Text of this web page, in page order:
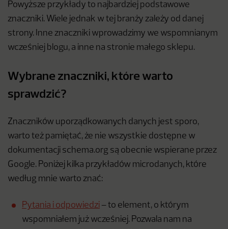
Powyższe przykłady to najbardziej podstawowe
znaczniki. Wiele jednak w tej branży zależy od danej
strony. Inne znaczniki wprowadzimy we wspomnianym
wcześniej blogu, a inne na stronie małego sklepu.
Wybrane znaczniki, które warto
sprawdzić?
Znaczników uporządkowanych danych jest sporo,
warto też pamiętać, że nie wszystkie dostępne w
dokumentacji schema.org są obecnie wspierane przez
Google. Poniżej kilka przykładów microdanych, które
według mnie warto znać:
Pytania i odpowiedzi – to element, o którym
wspomniałem już wcześniej. Pozwala nam na